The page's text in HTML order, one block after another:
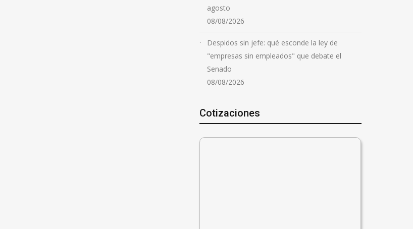
agosto
08/08/2026
Despidos sin jefe: qué esconde la ley de
"empresas sin empleados" que debate el
Senado
08/08/2026
Cotizaciones